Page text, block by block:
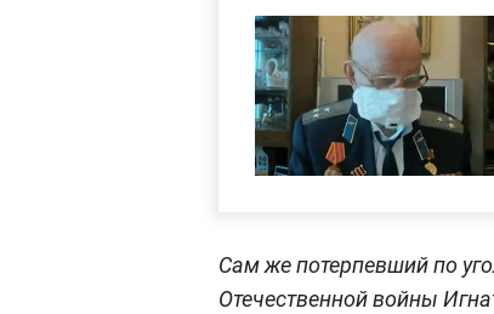
Сам же потерпевший по
Отечественной войны